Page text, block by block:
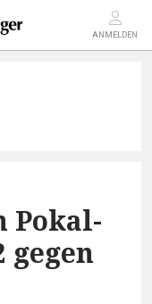
ANMELDEN
Pokal-
gegen